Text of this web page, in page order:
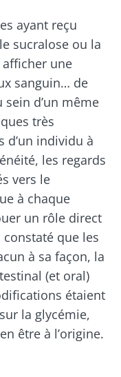
ayant reçu
sucralose ou la
afficher une
sanguin… de
d’un même
très
d’un individu à
les regards
vers le
à chaque
un rôle direct
que les
à sa façon, la
(et oral)
étaient
la glycémie,
être à l’origine.